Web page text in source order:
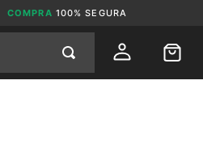
COMPRA 100% SEGURA